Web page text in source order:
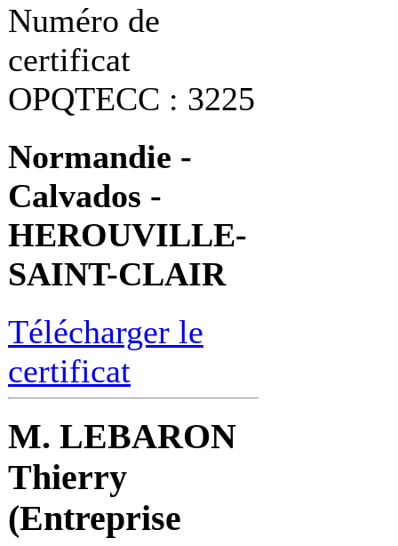
Numéro de
certificat
OPQTECC : 3225
Normandie -
Calvados -
HEROUVILLE-
SAINT-CLAIR
Télécharger le
certificat
M. LEBARON
Thierry
(Entreprise